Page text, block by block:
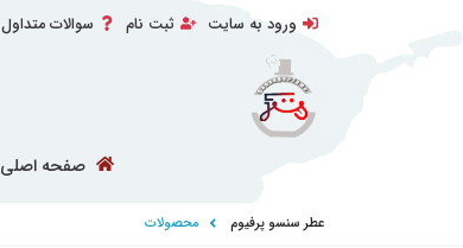
ورود به سایت ثبت نام سوالات متداول
صفحه اصلی
عطر سنسو پرفیوم محصولات